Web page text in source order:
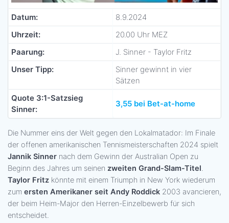
Datum:
8.9.2024
Uhrzeit:
20.00 Uhr MEZ
Paarung:
J. Sinner - Taylor Fritz
Unser Tipp:
Sinner gewinnt in vier
Sätzen
Quote 3:1-Satzsieg
Sinner:
3,55 bei Bet-at-home
Die Nummer eins der Welt gegen den Lokalmatador: Im Finale
der offenen amerikanischen Tennismeisterschaften 2024 spielt
Jannik Sinner nach dem Gewinn der Australian Open zu
Beginn des Jahres um seinen zweiten Grand-Slam-Titel.
Taylor Fritz könnte mit einem Triumph in New York wiederum
zum ersten Amerikaner seit Andy Roddick 2003 avancieren,
der beim Heim-Major den Herren-Einzelbewerb für sich
entscheidet.